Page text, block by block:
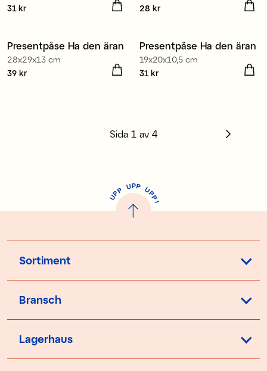
Pris:
31 kr Pris:28 kr
28 kr
Presentpåse Ha den äran
28x29x13 cm
Pris:
39 kr
Presentpåse Ha den äran
19x20x10,5 cm
Pris:
31 kr
Sida 1 av 4
U
P
P UPP UP
P
!
Sortiment
Bransch
Lagerhaus